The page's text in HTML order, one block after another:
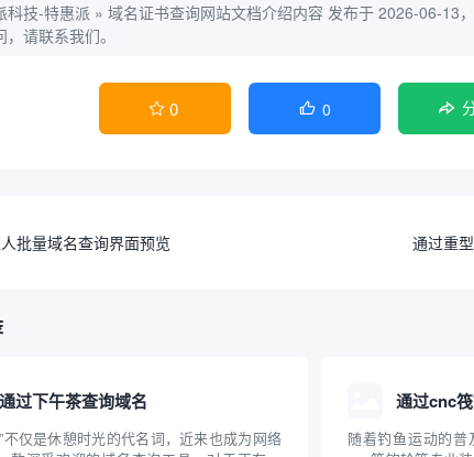
科技-特惠派 » 域名证书查询网站文档介绍内容 发布于 2026-06-13
，请联系我们。
 0  0
批量域名查询界面预览 通过重
通过下午茶查询域名
不仅是休憩时光的代名词，近来也成为网络
通过cnc
随着钓鱼运动的